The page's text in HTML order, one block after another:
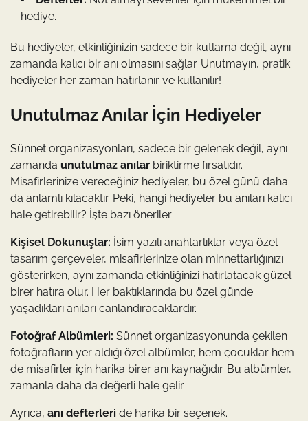
hediye.
Bu hediyeler, etkinliğinizin sadece bir kutlama değil, aynı
zamanda kalıcı bir anı olmasını sağlar. Unutmayın, pratik
hediyeler her zaman hatırlanır ve kullanılır!
Unutulmaz Anılar İçin Hediyeler
Sünnet organizasyonları, sadece bir gelenek değil, aynı
zamanda unutulmaz anılar biriktirme fırsatıdır.
Misafirlerinize vereceğiniz hediyeler, bu özel günü daha
da anlamlı kılacaktır. Peki, hangi hediyeler bu anıları kalıcı
hale getirebilir? İşte bazı öneriler:
Kişisel Dokunuşlar: İsim yazılı anahtarlıklar veya özel
tasarım çerçeveler, misafirlerinize olan minnettarlığınızı
gösterirken, aynı zamanda etkinliğinizi hatırlatacak güzel
birer hatıra olur. Her baktıklarında bu özel günde
yaşadıkları anıları canlandıracaklardır.
Fotoğraf Albümleri: Sünnet organizasyonunda çekilen
fotoğrafların yer aldığı özel albümler, hem çocuklar hem
de misafirler için harika birer anı kaynağıdır. Bu albümler,
zamanla daha da değerli hale gelir.
Ayrıca, anı defterleri de harika bir seçenek.